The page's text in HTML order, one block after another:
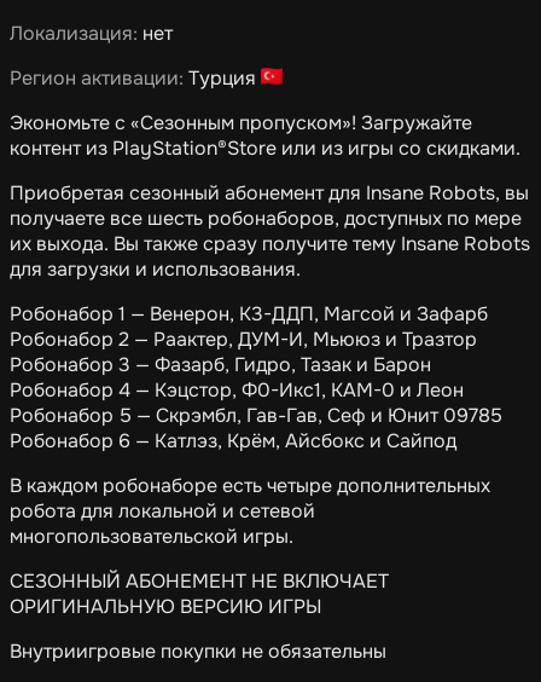
Локализация: нет
Регион активации: Турция
Экономьте с «Сезонным пропуском»! Загружайте
контент из PlayStation®Store или из игры со скидками.
Приобретая сезонный абонемент для Insane Robots, вы
получаете все шесть робонаборов, доступных по мере
их выхода. Вы также сразу получите тему Insane Robots
для загрузки и использования.
Pобонабор 1 — Венерон, К3-ДДП, Магсой и Зафарб
Pобонабор 2 — Раактер, ДУМ-И, Мьююз и Тразтор
Pобонабор 3 — Фазарб, Гидро, Тазак и Барон
Pобонабор 4 — Кэцстор, Ф0-Икс1, КАМ-0 и Леон
Pобонабор 5 — Скрэмбл, Гав-Гав, Сеф и Юнит 09785
Pобонабор 6 — Катлэз, Крём, Айсбокс и Сайпод
В каждом робонаборе есть четыре дополнительных
робота для локальной и сетевой
многопользовательской игры.
СЕЗОННЫЙ АБОНЕМЕНТ НЕ ВКЛЮЧАЕТ
ОРИГИНАЛЬНУЮ ВЕРСИЮ ИГРЫ
Внутриигровые покупки не обязательны